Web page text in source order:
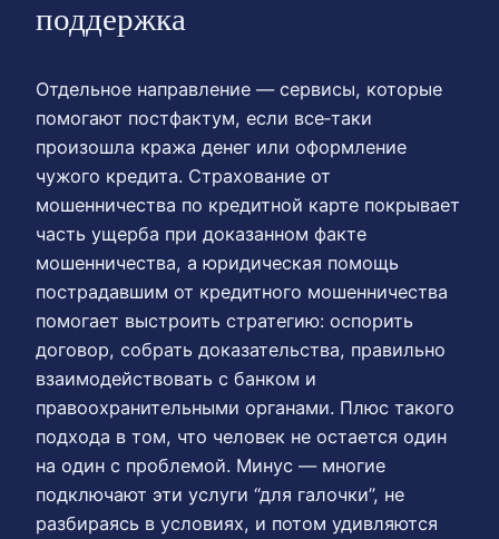
поддержка
Отдельное направление — сервисы, которые
помогают постфактум, если все‑таки
произошла кража денег или оформление
чужого кредита. Страхование от
мошенничества по кредитной карте покрывает
часть ущерба при доказанном факте
мошенничества, а юридическая помощь
пострадавшим от кредитного мошенничества
помогает выстроить стратегию: оспорить
договор, собрать доказательства, правильно
взаимодействовать с банком и
правоохранительными органами. Плюс такого
подхода в том, что человек не остается один
на один с проблемой. Минус — многие
подключают эти услуги “для галочки”, не
разбираясь в условиях, и потом удивляются